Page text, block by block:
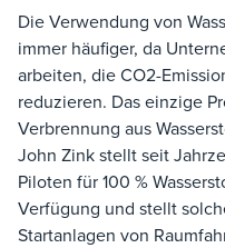
Die Verwendung von
immer häufiger, da
arbeiten, die CO2-
reduzieren. Das einzige
Verbrennung aus
John Zink stellt seit
Piloten für 100 %
Verfügung und stellt
Startanlagen von